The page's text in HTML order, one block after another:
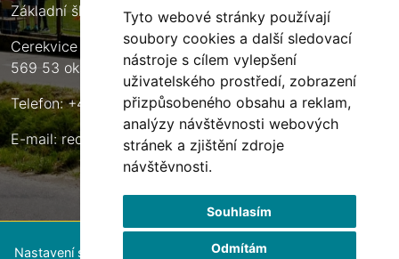
Tyto webové stránky používají
soubory cookies a další sledovací
nástroje s cílem vylepšení
uživatelského prostředí, zobrazení
přizpůsobeného obsahu a reklam,
analýzy návštěvnosti webových
stránek a zjištění zdroje
návštěvnosti.
Souhlasím
Odmítám
Základní škola Cerekvice nad Loučnou
Cerekvice nad Loučnou 135
569 53 okres Svitavy
Telefon: +420 461 633 140
E-mail:reditel@zscerekvice.cz
Nastavení souborů cookie